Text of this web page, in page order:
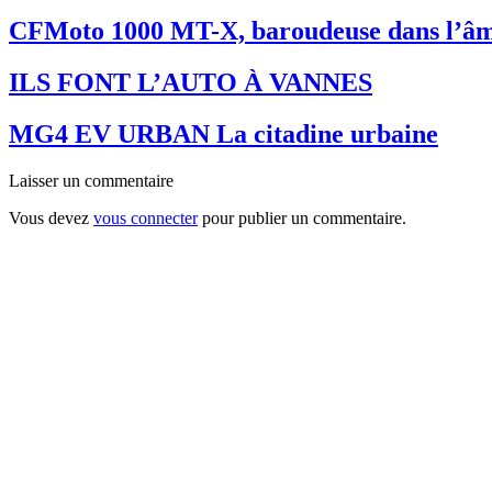
CFMoto 1000 MT-X, baroudeuse dans
ILS FONT L’AUTO À VANNES
MG4 EV URBAN La citadine urbaine
Laisser un commentaire
Vous devez vous connecterpour publier un commentaire.